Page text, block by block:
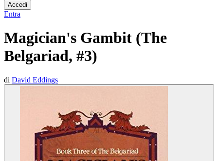
Accedi
Entra
Magician's Gambit (The
Belgariad, #3)
di David Eddings